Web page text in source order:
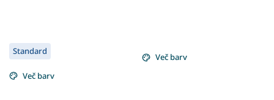
Standard
Več barv
Več barv